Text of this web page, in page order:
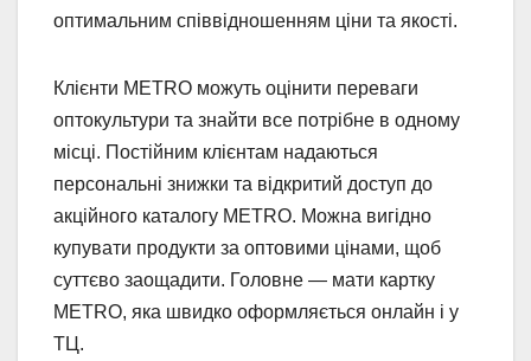
оптимальним співвідношенням ціни та якості.
Клієнти METRO можуть оцінити переваги
оптокультури та знайти все потрібне в одному
місці. Постійним клієнтам надаються
персональні знижки та відкритий доступ до
акційного каталогу METRO. Можна вигідно
купувати продукти за оптовими цінами, щоб
суттєво заощадити. Головне — мати картку
METRO, яка швидко оформляється онлайн і у
ТЦ.